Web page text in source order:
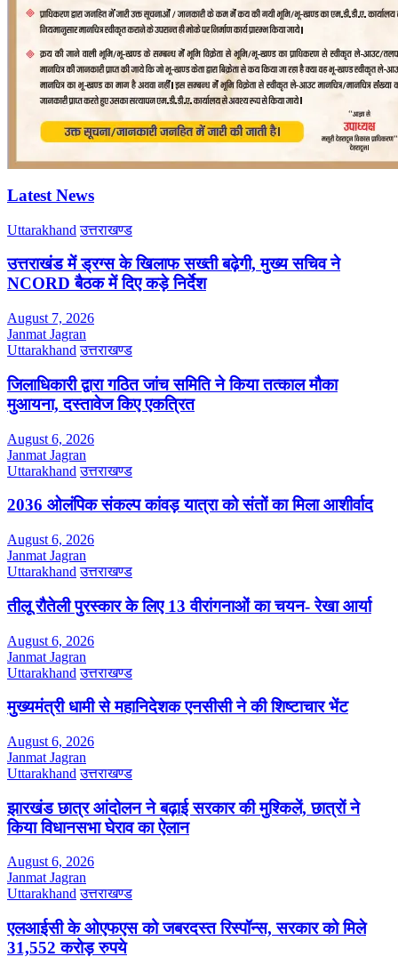
Latest News
Uttarakhand उत्तराखण्ड
उत्तराखंड में ड्रग्स के खिलाफ सख्ती बढ़ेगी, मुख्य सचिव ने
NCORD बैठक में दिए कड़े निर्देश
August 7, 2026
Janmat Jagran
Uttarakhand उत्तराखण्ड
जिलाधिकारी द्वारा गठित जांच समिति ने किया तत्काल मौका
मुआयना, दस्तावेज किए एकत्रित
August 6, 2026
Janmat Jagran
Uttarakhand उत्तराखण्ड
2036 ओलंपिक संकल्प कांवड़ यात्रा को संतों का मिला आशीर्वाद
August 6, 2026
Janmat Jagran
Uttarakhand उत्तराखण्ड
तीलू रौतेली पुरस्कार के लिए 13 वीरांगनाओं का चयन- रेखा आर्या
August 6, 2026
Janmat Jagran
Uttarakhand उत्तराखण्ड
मुख्यमंत्री धामी से महानिदेशक एनसीसी ने की शिष्टाचार भेंट
August 6, 2026
Janmat Jagran
Uttarakhand उत्तराखण्ड
झारखंड छात्र आंदोलन ने बढ़ाई सरकार की मुश्किलें, छात्रों ने
किया विधानसभा घेराव का ऐलान
August 6, 2026
Janmat Jagran
Uttarakhand उत्तराखण्ड
एलआईसी के ओएफएस को जबरदस्त रिस्पॉन्स, सरकार को मिले
31,552 करोड़ रुपये